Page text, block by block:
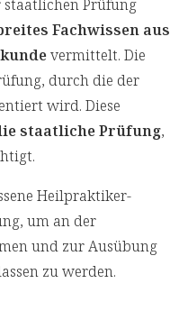
Prüfung
Fachwissen aus
vermittelt. Die
durch die der
wird. Diese
staatliche Prüfung,
Heilpraktiker-
um an der
und zur Ausübung
zu werden.